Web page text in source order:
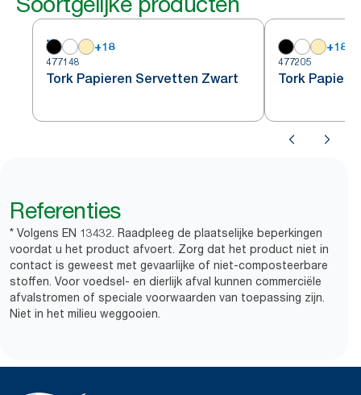
+18
477148
Tork Papieren Servetten Zwart
+18
477205
Tork
Referenties
* Volgens EN 13432. Raadpleeg de plaatselijke beperkingen
voordat u het product afvoert. Zorg dat het product niet in
contact is geweest met gevaarlijke of niet-composteerbare
stoffen. Voor voedsel- en dierlijk afval kunnen commerciële
afvalstromen of speciale voorwaarden van toepassing zijn.
Niet in het milieu weggooien.